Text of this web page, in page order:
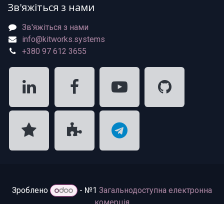
Зв'яжіться з нами
Зв'яжіться з нами
info@kitworks.systems
+380 97 612 3655
Зроблено - №1 Загальнодоступна електронна